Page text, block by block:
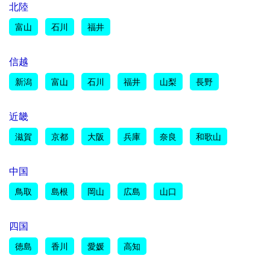
北陸
富山 石川 福井
信越
新潟 富山 石川 福井 山梨 長野
近畿
滋賀 京都 大阪 兵庫 奈良 和歌山
中国
鳥取 島根 岡山 広島 山口
四国
徳島 香川 愛媛 高知